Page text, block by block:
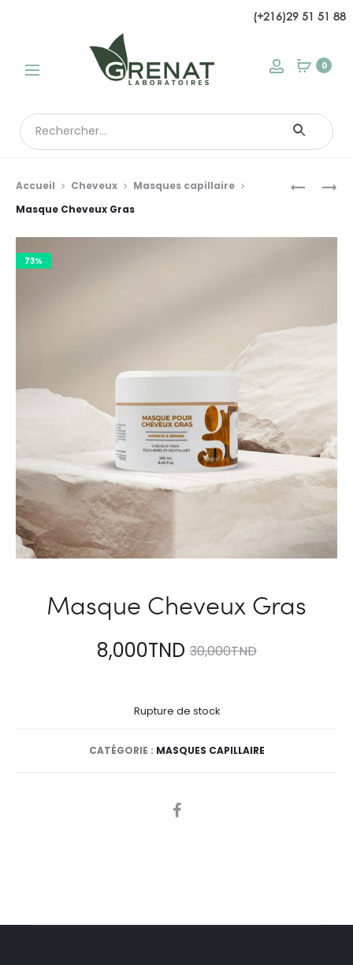
(+216)29 51 51 88
modal 0
Search
for:
MASQUE
MASQUE
Accueil Cheveux
Masques capillaire
Masque Cheveux Gras
73%
Masque Cheveux Gras
30,000TND
8,000TND
Rupture de stock
CATÉGORIE : MASQUES CAPILLAIRE
SHARE